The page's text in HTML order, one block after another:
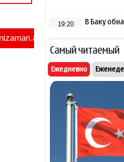
19:20
В Баку
Уиткофф:
стал
19:08
Рубио: США
млн на
частных
Пашинян и
Самый читаемый
Ежедневно